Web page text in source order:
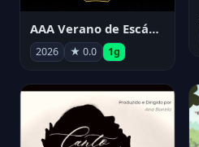
AAA Verano de Escándalo 2026 - Week 3
2026 ★ 0.0 1g